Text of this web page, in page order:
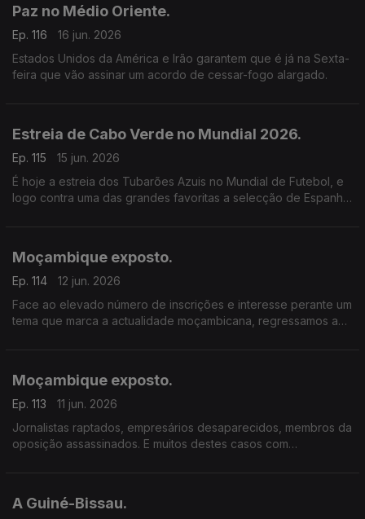
Paz no Médio Oriente.
Ep. 116
16 jun. 2026
Estados Unidos da América e Irão garantem que é já na Sexta-
feira que vão assinar um acordo de cessar-fogo alargado.
Estreia de Cabo Verde no Mundial 2026.
Ep. 115
15 jun. 2026
É hoje a estreia dos Tubarões Azuis no Mundial de Futebol, e
logo contra uma das grandes favoritas a selecção de Espanha.
Moçambique exposto.
Ep. 114
12 jun. 2026
Face ao elevado número de inscrições e interesse perante um
tema que marca a actualidade moçambicana, regressamos ao
Moçambique exposto.
Ep. 113
11 jun. 2026
Jornalistas raptados, empresários desaparecidos, membros da
oposição assassinados. E muitos destes casos com
A Guiné-Bissau.